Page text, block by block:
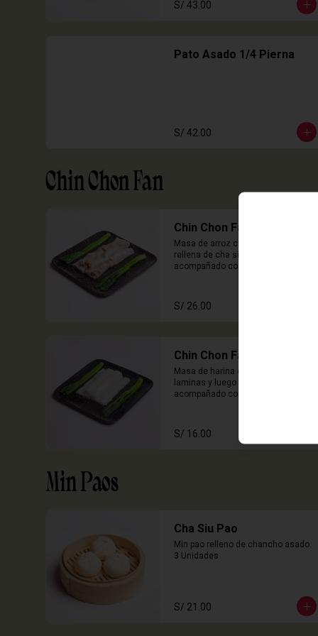
S/ 43.00
Pato Asado 1/4 Pierna
S/ 42.00
Chin Chon Fan
Chin Chon Fan Cha Siu
Masa de arroz cocida en laminas
rellena de cha siu, cebolla china
acompañado con salsa de sillao
S/ 26.00
Chin Chon Fan Solo
Masa de harina de arroz cocida en
laminas y luego enrollado,
acompañado con salsa de sillao
S/ 16.00
Min Paos
Cha Siu Pao
Min pao relleno de chancho asado.
3 Unidades
S/ 21.00